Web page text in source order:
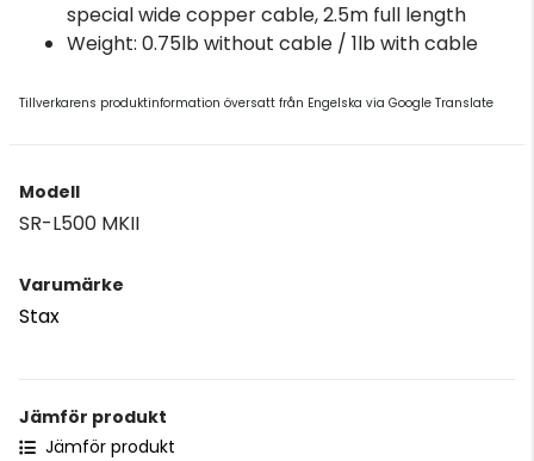
special wide copper cable, 2.5m full length
Weight: 0.75lb without cable / 1lb with cable
Tillverkarens produktinformation översatt från Engelska via Google Translate
Modell
SR-L500 MKII
Varumärke
Stax
Jämför produkt
Jämför produkt